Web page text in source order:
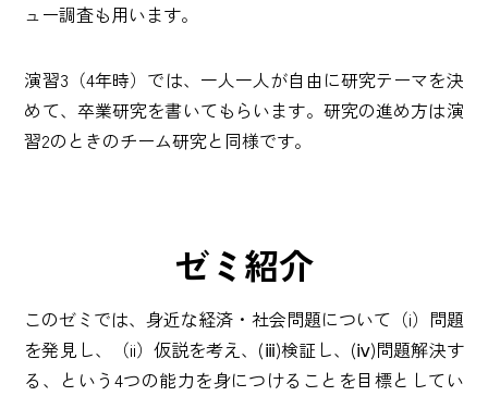
ュー調査も用います。
演習3（4年時）では、一人一人が自由に研究テーマを決
めて、卒業研究を書いてもらいます。研究の進め方は演
習2のときのチーム研究と同様です。
ゼミ紹介
このゼミでは、身近な経済・社会問題について（i）問題
を発見し、（ii）仮説を考え、(ⅲ)検証し、(ⅳ)問題解決す
る、という4つの能力を身につけることを目標としてい